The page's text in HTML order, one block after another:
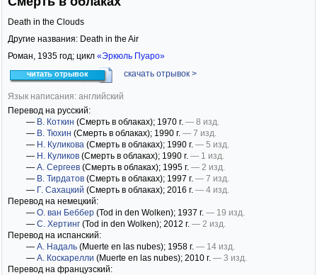
Death in the Clouds
Другие названия: Death in the Air
Роман, 1935 год; цикл «Эркюль Пуаро»
читать отрывок скачать отрывок >
Язык написания: английский
Перевод на русский:
— В. Коткин (Смерть в облаках); 1970 г. — 8 изд.
— В. Тюхин (Смерть в облаках); 1990 г. — 7 изд.
— Н. Куликова (Смерть в облаках); 1990 г. — 5 изд.
— Н. Куликов (Смерть в облаках); 1990 г. — 1 изд.
— А. Сергеев (Смерть в облаках); 1995 г. — 2 изд.
— В. Тирдатов (Смерть в облаках); 1997 г. — 7 изд.
— Г. Сахацкий (Смерть в облаках); 2016 г. — 4 изд.
Перевод на немецкий:
— О. ван Беббер (Tod in den Wolken); 1937 г. — 19 изд.
— С. Хертинг (Tod in den Wolken); 2012 г. — 2 изд.
Перевод на испанский:
— А. Надаль (Muerte en las nubes); 1958 г. — 14 изд.
— А. Коскарелли (Muerte en las nubes); 2010 г. — 3 изд.
Перевод на французский: